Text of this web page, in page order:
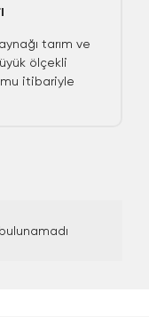
tarım ve
ölçekli
itibariyle